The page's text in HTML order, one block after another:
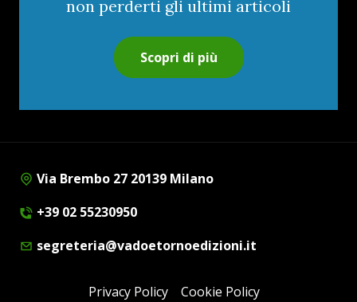
non perderti gli ultimi articoli
Scopri di più
Via Brembo 27 20139 Milano
+39 02 55230950
segreteria@vadoetornoedizioni.it
Privacy Policy
Cookie Policy